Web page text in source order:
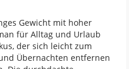
Gewicht mit hoher
für Alltag und Urlaub
der sich leicht zum
Übernachten entfernen